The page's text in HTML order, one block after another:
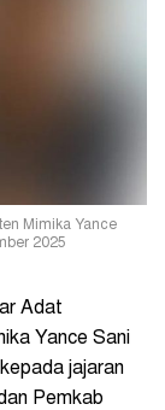
Mimika Yance
2025
Adat
Yance Sani
jajaran
Pemkab